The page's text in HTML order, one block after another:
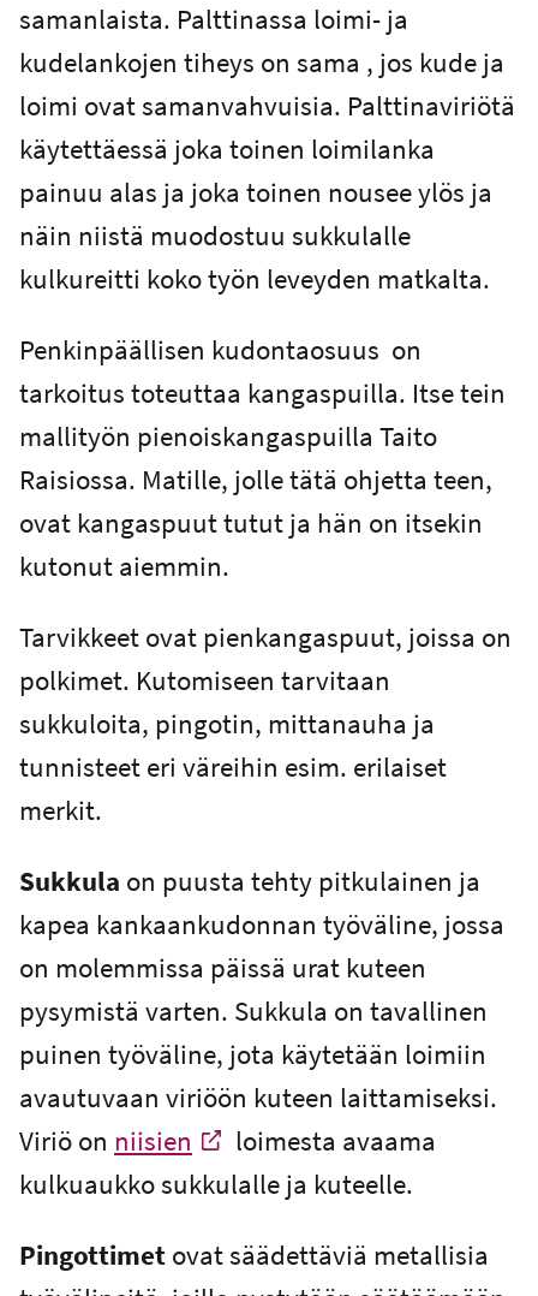
samanlaista. Palttinassa loimi- ja
kudelankojen tiheys on sama , jos kude ja
loimi ovat samanvahvuisia. Palttinaviriötä
käytettäessä joka toinen loimilanka
painuu alas ja joka toinen nousee ylös ja
näin niistä muodostuu sukkulalle
kulkureitti koko työn leveyden matkalta.
Penkinpäällisen kudontaosuus on
tarkoitus toteuttaa kangaspuilla. Itse tein
mallityön pienoiskangaspuilla Taito
Raisiossa. Matille, jolle tätä ohjetta teen,
ovat kangaspuut tutut ja hän on itsekin
kutonut aiemmin.
Tarvikkeet ovat pienkangaspuut, joissa on
polkimet. Kutomiseen tarvitaan
sukkuloita, pingotin, mittanauha ja
tunnisteet eri väreihin esim. erilaiset
merkit.
Sukkula on puusta tehty pitkulainen ja
kapea kankaankudonnan työväline, jossa
on molemmissa päissä urat kuteen
pysymistä varten. Sukkula on tavallinen
puinen työväline, jota käytetään loimiin
avautuvaan viriöön kuteen laittamiseksi.
Viriö on niisien
-Ulkoinen linkki
loimesta avaama
kulkuaukko sukkulalle ja kuteelle.
Pingottimet ovat säädettäviä metallisia